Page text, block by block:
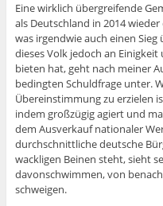
Eine wirklich übergreifende
als Deutschland in 2014
was irgendwie auch einen
dieses Volk jedoch an
bieten hat, geht nach meiner
bedingten Schuldfrage unter.
Übereinstimmung zu erzielen
indem großzügig agiert und
dem Ausverkauf nationaler
durchschnittliche deutsche
wackligen Beinen steht, sieht
davonschwimmen, von
schweigen.